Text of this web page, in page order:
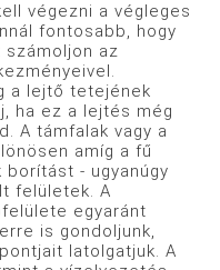
végezni a végleges
fontosabb, hogy
az
a lejtő tetejének
ha ez a lejtés még
A támfalak vagy a
amíg a fű
borítást - ugyanúgy
felületek. A
egyaránt
is gondoljunk,
latolgatjuk. A